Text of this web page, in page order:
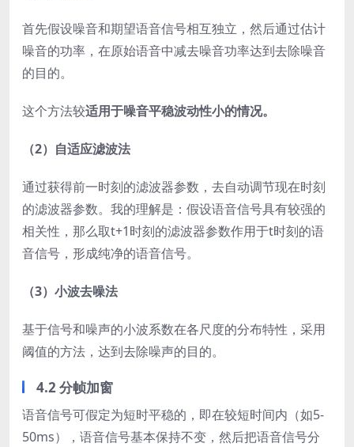
首先假设噪音和期望语音信号相互独立，然后通过估计
噪音的功率，在原始语音中减去噪音功率达到去除噪音
的目的。
这个方法较适用于噪音平稳波动性小的情况。
（2）自适应滤波法
通过获得前一时刻的滤波器参数，去自动调节现在时刻
的滤波器参数。我的理解是：假设语音信号具有较强的
相关性，那么取t+1时刻的滤波器参数作用于t时刻的语
音信号，形成纯净的语音信号。
（3）小波去噪法
基于信号和噪声的小波系数在各尺度的分布特性，采用
阈值的方法，达到去除噪声的目的。
4.2 分帧加窗
语音信号可假定为短时平稳的，即在较短时间内（如5-
50ms），语音信号基本保持不变，然后把语音信号分